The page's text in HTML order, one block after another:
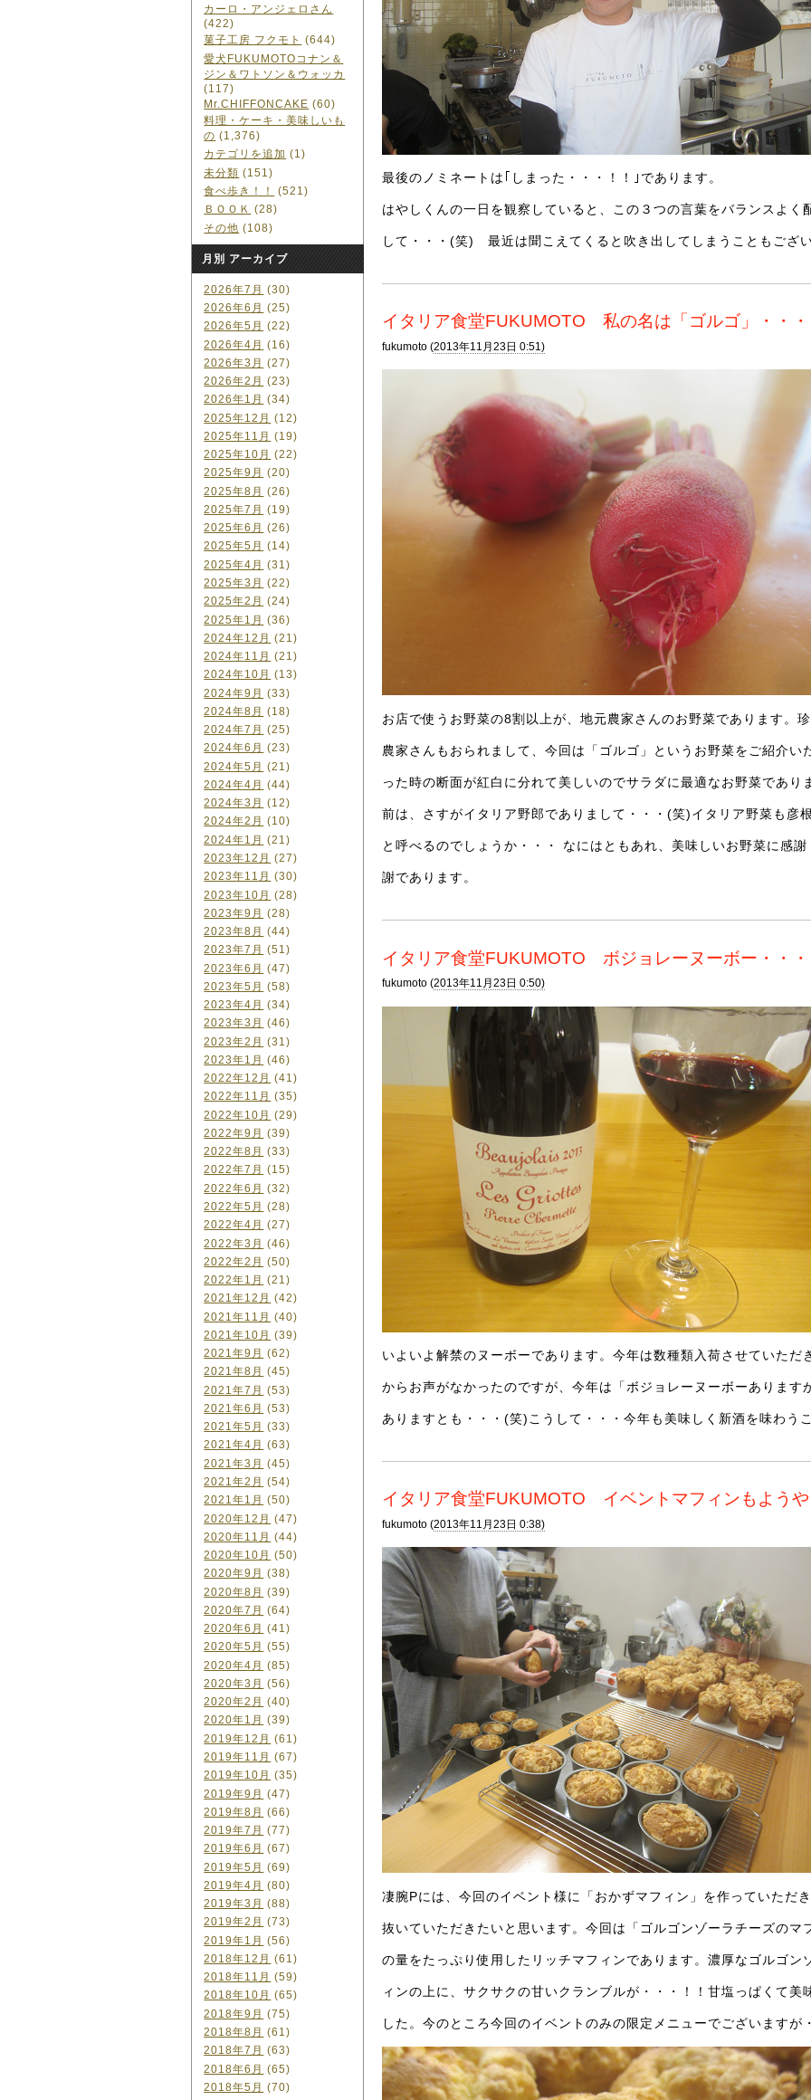
最後のノミネートは｢しまった・・・！！｣であります。
はやしくんの一日を観察していると、この３つの言葉をバランスよく
して・・・(笑) 最近は聞こえてくると吹き出してしまうこともござ
イタリア食堂FUKUMOTO 私の名は「ゴルゴ」・・
fukumoto (2013年11月23日 0:51)
お店で使うお野菜の8割以上が、地元農家さんのお野菜であります。
農家さんもおられまして、今回は「ゴルゴ」というお野菜をご紹介い
った時の断面が紅白に分れて美しいのでサラダに最適なお野菜であり
前は、さすがイタリア野郎でありまして・・・(笑)イタリア野菜も彦
と呼べるのでしょうか・・・ なにはともあれ、美味しいお野菜に感
謝であります。
イタリア食堂FUKUMOTO ボジョレーヌーボー・・
fukumoto (2013年11月23日 0:50)
いよいよ解禁のヌーボーであります。今年は数種類入荷させていただ
からお声がなかったのですが、今年は「ボジョレーヌーボーあります
ありますとも・・・(笑)こうして・・・今年も美味しく新酒を味わう
イタリア食堂FUKUMOTO イベントマフィンもよう
fukumoto (2013年11月23日 0:38)
凄腕Pには、今回のイベント様に「おかずマフィン」を作っていただ
抜いていただきたいと思います。今回は「ゴルゴンゾーラチーズのマ
の量をたっぷり使用したリッチマフィンであります。濃厚なゴルゴン
ィンの上に、サクサクの甘いクランブルが・・・！！甘塩っぱくて美
した。今のところ今回のイベントのみの限定メニューでございますが
カーロ・アンジェロさん
(422)
菓子工房 フクモト (644)
愛犬FUKUMOTOコナン＆
ジン＆ワトソン＆ウォッカ
(117)
Mr.CHIFFONCAKE (60)
料理・ケーキ・美味しいも
の (1,376)
カテゴリを追加 (1)
未分類 (151)
食べ歩き！！
(521)
ＢＯＯＫ (28)
その他 (108)
月別 アーカイブ
2026年7月 (30)
2026年6月 (25)
2026年5月 (22)
2026年4月 (16)
2026年3月 (27)
2026年2月 (23)
2026年1月 (34)
2025年12月 (12)
2025年11月 (19)
2025年10月 (22)
2025年9月 (20)
2025年8月 (26)
2025年7月 (19)
2025年6月 (26)
2025年5月 (14)
2025年4月 (31)
2025年3月 (22)
2025年2月 (24)
2025年1月 (36)
2024年12月 (21)
2024年11月 (21)
2024年10月 (13)
2024年9月 (33)
2024年8月 (18)
2024年7月 (25)
2024年6月 (23)
2024年5月 (21)
2024年4月 (44)
2024年3月 (12)
2024年2月 (10)
2024年1月 (21)
2023年12月 (27)
2023年11月 (30)
2023年10月 (28)
2023年9月 (28)
2023年8月 (44)
2023年7月 (51)
2023年6月 (47)
2023年5月 (58)
2023年4月 (34)
2023年3月 (46)
2023年2月 (31)
2023年1月 (46)
2022年12月 (41)
2022年11月 (35)
2022年10月 (29)
2022年9月 (39)
2022年8月 (33)
2022年7月 (15)
2022年6月 (32)
2022年5月 (28)
2022年4月 (27)
2022年3月 (46)
2022年2月 (50)
2022年1月 (21)
2021年12月 (42)
2021年11月 (40)
2021年10月 (39)
2021年9月 (62)
2021年8月 (45)
2021年7月 (53)
2021年6月 (53)
2021年5月 (33)
2021年4月 (63)
2021年3月 (45)
2021年2月 (54)
2021年1月 (50)
2020年12月 (47)
2020年11月 (44)
2020年10月 (50)
2020年9月 (38)
2020年8月 (39)
2020年7月 (64)
2020年6月 (41)
2020年5月 (55)
2020年4月 (85)
2020年3月 (56)
2020年2月 (40)
2020年1月 (39)
2019年12月 (61)
2019年11月 (67)
2019年10月 (35)
2019年9月 (47)
2019年8月 (66)
2019年7月 (77)
2019年6月 (67)
2019年5月 (69)
2019年4月 (80)
2019年3月 (88)
2019年2月 (73)
2019年1月 (56)
2018年12月 (61)
2018年11月 (59)
2018年10月 (65)
2018年9月 (75)
2018年8月 (61)
2018年7月 (63)
2018年6月 (65)
2018年5月 (70)